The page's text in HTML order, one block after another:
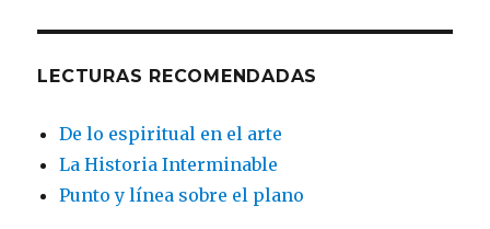
LECTURAS RECOMENDADAS
De lo espiritual en el arte
La Historia Interminable
Punto y línea sobre el plano